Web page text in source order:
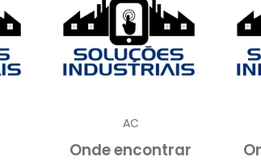
DE
água é uma técnica que utiliza a
AC
Onde encontrar